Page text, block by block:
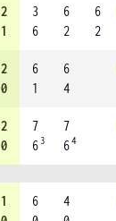
2
1
3
6
6
2
6
2
2
0
6
1
6
4
2
0
7
6 3
7
64
1
6
4